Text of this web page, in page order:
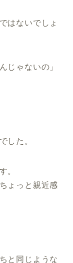
はないでしょ
じゃないの」
した。
。
ょっと親近感
と同じような